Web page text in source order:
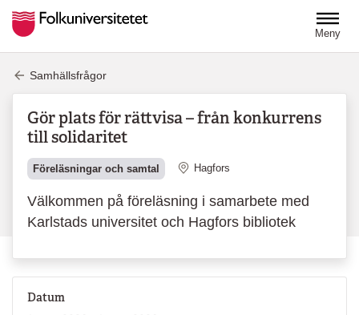
Meny
Samhällsfrågor
Gör plats för rättvisa – från konkurrens
till solidaritet
Föreläsningar och samtal Plats
Hagfors
Välkommen på föreläsning i samarbete med
Karlstads universitet och Hagfors bibliotek
Datum